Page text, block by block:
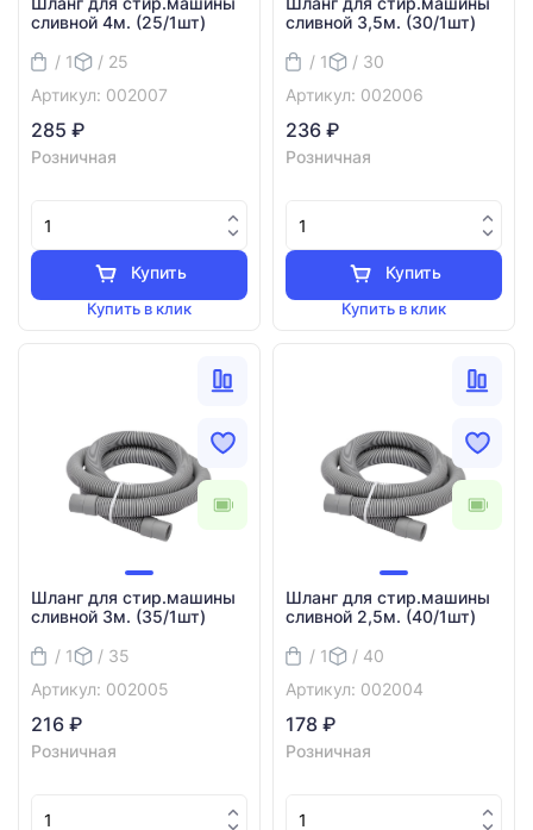
сливной 4м. (25/1шт)
/ 1
/ 25
Артикул: 002007
285 ₽
Розничная
Купить
Купить в клик
сливной 3,5м. (30/1шт)
/ 1
/ 30
Артикул: 002006
236 ₽
Розничная
Купить
Купить в клик
Шланг для стир.машины
сливной 3м. (35/1шт)
/ 1
/ 35
Артикул: 002005
216 ₽
Розничная
Шланг для стир.машины
сливной 2,5м. (40/1шт)
/ 1
/ 40
Артикул: 002004
178 ₽
Розничная